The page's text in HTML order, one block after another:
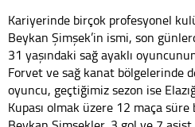
Kariyerinde birçok profesyonel
Beykan Şimşek’in ismi, son
31 yaşındaki sağ ayaklı
Forvet ve sağ kanat bölgelerinde
oyuncu, geçtiğimiz sezon ise
Kupası olmak üzere 12 maça